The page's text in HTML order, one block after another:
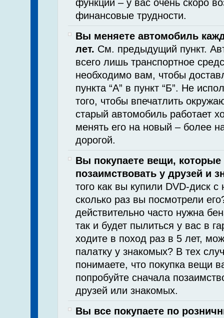
функции – у вас очень скоро
финансовые трудности.
Вы меняете автомобиль
лет. См. предыдущий пункт.
всего лишь транспортное
необходимо вам, чтобы
пункта “А” в пункт “Б”. Не
того, чтобы впечатлить
старый автомобиль работает
менять его на новый – более
дорогой.
Вы покупаете вещи, которые
позаимствовать у друзей и
того как вы купили DVD-диск с
сколько раз вы посмотрели
действительно часто нужна
так и будет пылиться у вас в
ходите в поход раз в 5 лет,
палатку у знакомых? В тех
понимаете, что покупка вещи
попробуйте сначала
друзей или знакомых.
Вы все покупаете по